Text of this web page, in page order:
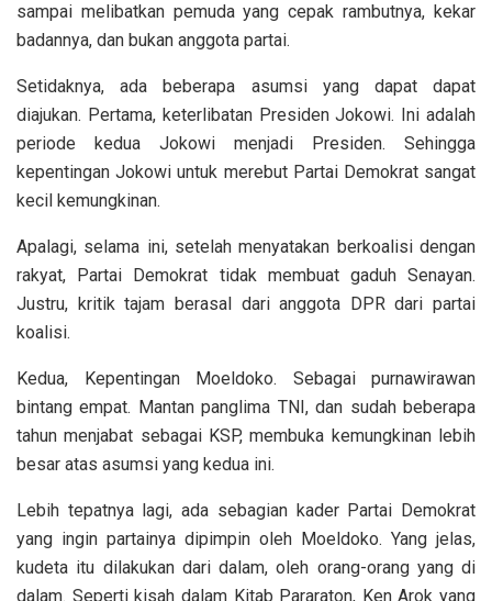
sampai melibatkan pemuda yang cepak rambutnya, kekar
badannya, dan bukan anggota partai.
Setidaknya, ada beberapa asumsi yang dapat dapat
diajukan. Pertama, keterlibatan Presiden Jokowi. Ini adalah
periode kedua Jokowi menjadi Presiden. Sehingga
kepentingan Jokowi untuk merebut Partai Demokrat sangat
kecil kemungkinan.
Apalagi, selama ini, setelah menyatakan berkoalisi dengan
rakyat, Partai Demokrat tidak membuat gaduh Senayan.
Justru, kritik tajam berasal dari anggota DPR dari partai
koalisi.
Kedua, Kepentingan Moeldoko. Sebagai purnawirawan
bintang empat. Mantan panglima TNI, dan sudah beberapa
tahun menjabat sebagai KSP, membuka kemungkinan lebih
besar atas asumsi yang kedua ini.
Lebih tepatnya lagi, ada sebagian kader Partai Demokrat
yang ingin partainya dipimpin oleh Moeldoko. Yang jelas,
kudeta itu dilakukan dari dalam, oleh orang-orang yang di
dalam. Seperti kisah dalam Kitab Pararaton, Ken Arok yang